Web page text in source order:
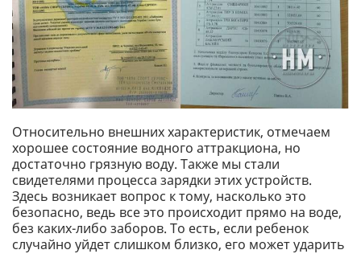
Относительно внешних характеристик, отмечаем
хорошее состояние водного аттракциона, но
достаточно грязную воду. Также мы стали
свидетелями процесса зарядки этих устройств.
Здесь возникает вопрос к тому, насколько это
безопасно, ведь все это происходит прямо на воде,
без каких-либо заборов. То есть, если ребенок
случайно уйдет слишком близко, его может ударить